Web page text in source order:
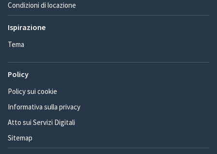
Condizioni di locazione
Ispirazione
Tema
Policy
Policy sui cookie
Informativa sulla privacy
Atto sui Servizi Digitali
Sitemap